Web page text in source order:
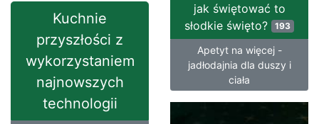
jak świętować to
słodkie święto? 193
Apetyt na więcej -
jadłodajnia dla duszy i
ciała
Kuchnie
przyszłości z
wykorzystaniem
najnowszych
technologii